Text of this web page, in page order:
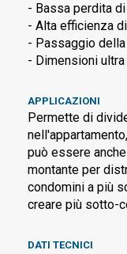
- Bassa perdita
- Alta efficienza
- Passaggio
- Dimensioni
APPLICAZIONI
Permette di
può essere
montante per
condomini a più
creare più sotto-
DATI TECNICI